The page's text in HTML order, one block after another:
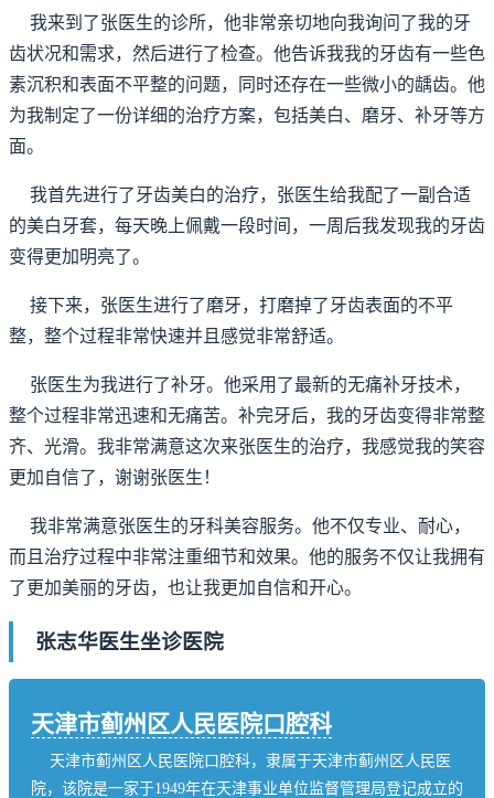
我来到了张医生的诊所，他非常亲切地向我询问了我的牙
齿状况和需求，然后进行了检查。他告诉我我的牙齿有一些色
素沉积和表面不平整的问题，同时还存在一些微小的龋齿。他
为我制定了一份详细的治疗方案，包括美白、磨牙、补牙等方
面。
我首先进行了牙齿美白的治疗，张医生给我配了一副合适
的美白牙套，每天晚上佩戴一段时间，一周后我发现我的牙齿
变得更加明亮了。
接下来，张医生进行了磨牙，打磨掉了牙齿表面的不平
整，整个过程非常快速并且感觉非常舒适。
张医生为我进行了补牙。他采用了最新的无痛补牙技术，
整个过程非常迅速和无痛苦。补完牙后，我的牙齿变得非常整
齐、光滑。我非常满意这次来张医生的治疗，我感觉我的笑容
更加自信了，谢谢张医生！
我非常满意张医生的牙科美容服务。他不仅专业、耐心，
而且治疗过程中非常注重细节和效果。他的服务不仅让我拥有
了更加美丽的牙齿，也让我更加自信和开心。
张志华医生坐诊医院
天津市蓟州区人民医院口腔科
天津市蓟州区人民医院口腔科，隶属于天津市蓟州区人民医
院，该院是一家于1949年在天津事业单位监督管理局登记成立的